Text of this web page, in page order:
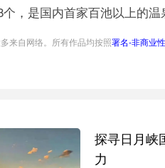
，是国内首家百池以上的温
来自网络。所有作品均按照署名-非商业
探寻日月峡
力